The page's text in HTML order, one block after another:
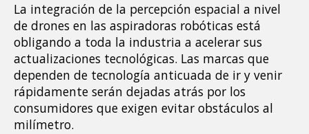
La integración de la percepción espacial a nivel
de drones en las aspiradoras robóticas está
obligando a toda la industria a acelerar sus
actualizaciones tecnológicas. Las marcas que
dependen de tecnología anticuada de ir y venir
rápidamente serán dejadas atrás por los
consumidores que exigen evitar obstáculos al
milímetro.